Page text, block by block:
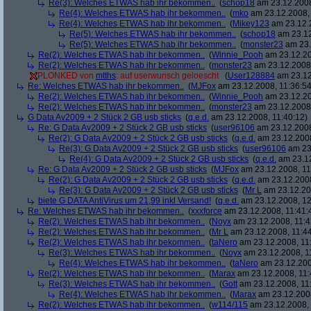
Re(3): Welches ETWAS hab ihr bekommen.. (schop18 am
Re(4): Welches ETWAS hab ihr bekommen.. (mko am
Re(4): Welches ETWAS hab ihr bekommen.. (Mikey123 am
Re(5): Welches ETWAS hab ihr bekommen.. (schop18 am
Re(5): Welches ETWAS hab ihr bekommen.. (monster23 am
Re(2): Welches ETWAS hab ihr bekommen.. (Winnie_Pooh am
Re(2): Welches ETWAS hab ihr bekommen.. (monster23 am
PLONKED von mtths: auf userwunsch geloescht (User128884 am
Re: Welches ETWAS hab ihr bekommen.. (MJFox am 23.12.2008,
Re(2): Welches ETWAS hab ihr bekommen.. (Winnie_Pooh am
Re(2): Welches ETWAS hab ihr bekommen.. (monster23 am
G Data Av2009 + 2 Stück 2 GB usb sticks (q.e.d. am 23.12.2008, 11:40:12)
Re: G Data Av2009 + 2 Stück 2 GB usb sticks (user96106 am
Re(2): G Data Av2009 + 2 Stück 2 GB usb sticks (q.e.d. am
Re(3): G Data Av2009 + 2 Stück 2 GB usb sticks (user96106 am
Re(4): G Data Av2009 + 2 Stück 2 GB usb sticks (q.e.d. am
Re: G Data Av2009 + 2 Stück 2 GB usb sticks (MJFox am 23.12.2008,
Re(2): G Data Av2009 + 2 Stück 2 GB usb sticks (q.e.d. am
Re(3): G Data Av2009 + 2 Stück 2 GB usb sticks (Mr L am
biete G DATA AntiVirus um 21,99 inkl Versand! (q.e.d. am 23.12.2008,
Re: Welches ETWAS hab ihr bekommen.. (xxxforce am 23.12.2008,
Re(2): Welches ETWAS hab ihr bekommen.. (Noyx am 23.12.2008,
Re(2): Welches ETWAS hab ihr bekommen.. (Mr L am 23.12.2008,
Re(2): Welches ETWAS hab ihr bekommen.. (taNero am 23.12.2008,
Re(3): Welches ETWAS hab ihr bekommen.. (Noyx am 23.12.2008,
Re(4): Welches ETWAS hab ihr bekommen.. (taNero am
Re(2): Welches ETWAS hab ihr bekommen.. (Marax am 23.12.2008,
Re(3): Welches ETWAS hab ihr bekommen.. (Gott am 23.12.2008,
Re(4): Welches ETWAS hab ihr bekommen.. (Marax am
Re(2): Welches ETWAS hab ihr bekommen.. (w114/115 am 23.12.2008,